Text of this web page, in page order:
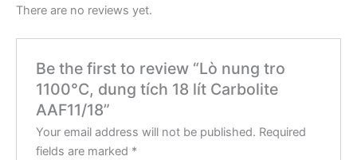
There are no reviews yet.
Be the first to review “Lò nung tro
1100°C, dung tích 18 lít Carbolite
AAF11/18”
Your email address will not be published. Required
fields are marked *